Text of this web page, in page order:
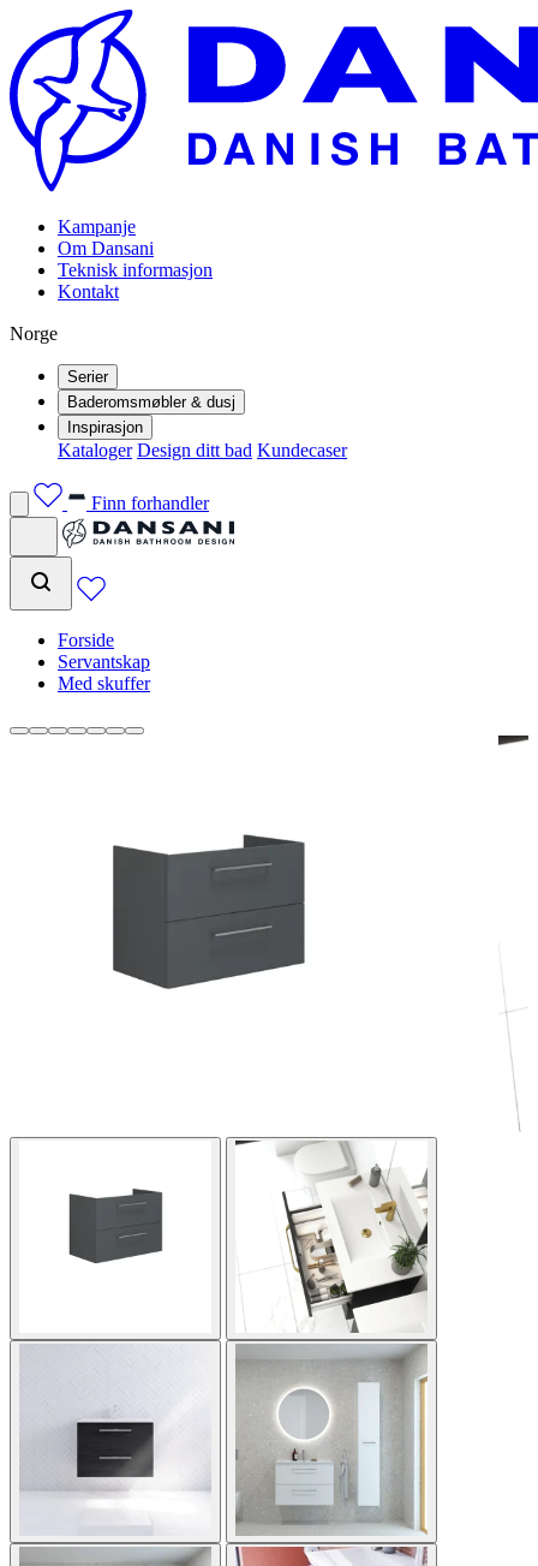
Kampanje
Om Dansani
Teknisk informasjon
Kontakt
Norge
Serier
Baderomsmøbler & dusj
Inspirasjon
Kataloger Design ditt bad Kundecaser
Finn forhandler
Forside
Servantskap
Med skuffer